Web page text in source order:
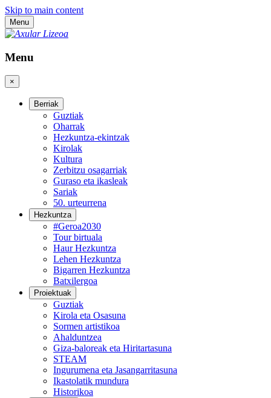
Skip to main content
Menu
Menu
×
Berriak
Guztiak
Oharrak
Hezkuntza-ekintzak
Kirolak
Kultura
Zerbitzu osagarriak
Guraso eta ikasleak
Sariak
50. urteurrena
Hezkuntza
#Geroa2030
Tour birtuala
Haur Hezkuntza
Lehen Hezkuntza
Bigarren Hezkuntza
Batxilergoa
Proiektuak
Guztiak
Kirola eta Osasuna
Sormen artistikoa
Ahalduntzea
Giza-baloreak eta Hiritartasuna
STEAM
Ingurumena eta Jasangarritasuna
Ikastolatik mundura
Historikoa